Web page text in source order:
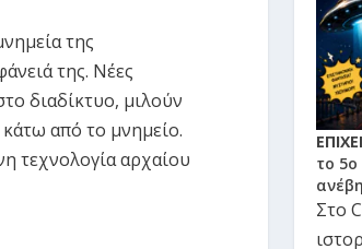
της
της. Νέες
διαδίκτυο, μιλούν
από το μνημείο.
τεχνολογία αρχαίου
το 5ο
Στο